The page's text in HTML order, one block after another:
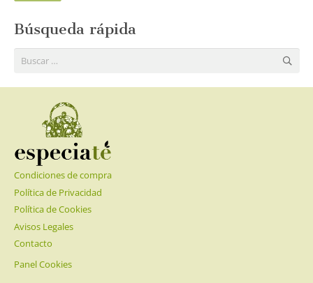
Búsqueda rápida
Buscar:
Condiciones de compra
Política de Privacidad
Política de Cookies
Avisos Legales
Contacto
Panel Cookies